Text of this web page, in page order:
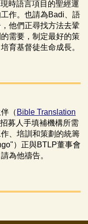
時語言項目的聖經運
作。也請為Badi、語
他們正尋找方法去鞏
需要，制定最好的策
育基督徒生命成長。
（ Bible Translation
募人手填補機構所需
、培訓和策劃的統籌
）正與BTLP董事會
為他禱告。